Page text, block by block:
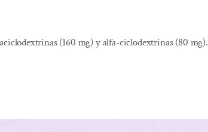
(160 mg) y alfa-ciclodextrinas (80 mg).